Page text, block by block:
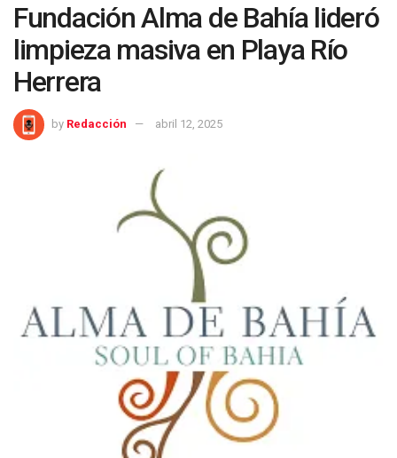
Fundación Alma de Bahía lideró
limpieza masiva en Playa Río
Herrera
by Redacción abril 12, 2025